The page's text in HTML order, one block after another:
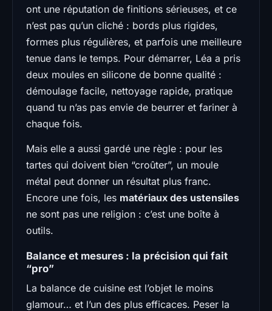
ont une réputation de finitions sérieuses, et ce
n’est pas qu’un cliché : bords plus rigides,
formes plus régulières, et parfois une meilleure
tenue dans le temps. Pour démarrer, Léa a pris
deux moules en silicone de bonne qualité :
démoulage facile, nettoyage rapide, pratique
quand tu n’as pas envie de beurrer et fariner à
chaque fois.
Mais elle a aussi gardé une règle : pour les
tartes qui doivent bien “croûter”, un moule
métal peut donner un résultat plus franc.
Encore une fois, les matériaux des ustensiles
ne sont pas une religion : c’est une boîte à
outils.
Balance et mesures : la précision qui fait
“pro”
La balance de cuisine est l’objet le moins
glamour… et l’un des plus efficaces. Peser la